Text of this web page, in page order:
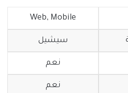
Web, Mobile
سيشيل
نعم
نعم